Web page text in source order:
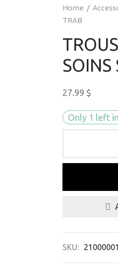
Home /
TRAB
SOINS
27.99 $
Only 1 left
SKU: